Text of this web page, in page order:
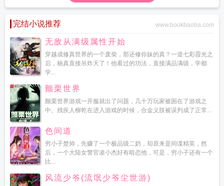
完结小说推荐 www.bookbaoba.com
无敌从满级属性开始
穿越成修真世界的一个废柴，那还修你妹的真？一道七彩霞光之
后，杨真直接吊炸天了！他看过的功法，直接满品满级，学都
学...
颤栗世界
颤栗世界游戏一开服就出了问题，几十万玩家被困在了游戏之
中。残疾人柳乾在进入游戏的时候，合金义肢被误判成了正常...
色间道
穷小子楚帅，先赚了一个极品级二奶，却原来是间谍精英，然
后，一个大陆女警官凌小杰好有暗恋他，可是，穷小子还有一个
比...
风流少爷(流氓少爷尘世游)